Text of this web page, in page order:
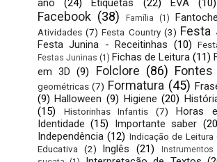
ano
(24) Etiquetas (22) EVA (10)
Facebook (38) Família (1)
Atividades (7) Festa Country (3) Festa
Festa Junina - Receitinhas (10)
Festas Juninas (1) Fichas de Leitura (11)
em 3D (9) Folclore (86) Fontes
geométricas (7) Formatura (45)
(9) Halloween (9) Higiene (20)
(15)
Historinhas Infantis (7) Horas
Identidade (15) Importante saber
Independência (12) Indicação de Leitura
Educativa
(2) Inglês (21)